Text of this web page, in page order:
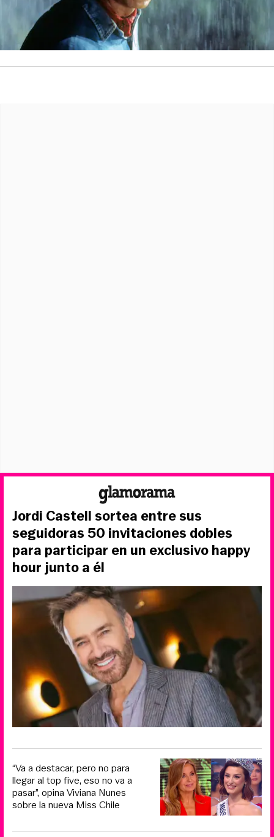
Jordi Castell sortea entre sus
seguidoras 50 invitaciones dobles
para participar en un exclusivo happy
hour junto a él
“Va a destacar, pero no para
llegar al top five, eso no va a
pasar”, opina Viviana Nunes
sobre la nueva Miss Chile